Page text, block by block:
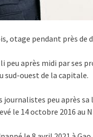
otage pendant près de
peu après midi par ses
sud-ouest de la capitale.
journalistes peu après
le 14 octobre 2016 au